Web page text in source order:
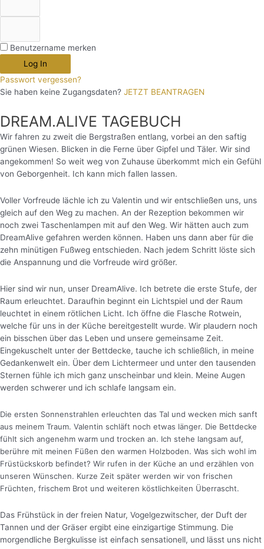
Benutzername merken
Log In
Passwort vergessen?
Sie haben keine Zugangsdaten? JETZT BEANTRAGEN
DREAM.ALIVE TAGEBUCH
Wir fahren zu zweit die Bergstraßen entlang, vorbei an den saftig
grünen Wiesen. Blicken in die Ferne über Gipfel und Täler. Wir sind
angekommen! So weit weg von Zuhause überkommt mich ein Gefühl
von Geborgenheit. Ich kann mich fallen lassen.
Voller Vorfreude lächle ich zu Valentin und wir entschließen uns, uns
gleich auf den Weg zu machen. An der Rezeption bekommen wir
noch zwei Taschenlampen mit auf den Weg. Wir hätten auch zum
DreamAlive gefahren werden können. Haben uns dann aber für die
zehn minütigen Fußweg entschieden. Nach jedem Schritt löste sich
die Anspannung und die Vorfreude wird größer.
Hier sind wir nun, unser DreamAlive. Ich betrete die erste Stufe, der
Raum erleuchtet. Daraufhin beginnt ein Lichtspiel und der Raum
leuchtet in einem rötlichen Licht. Ich öffne die Flasche Rotwein,
welche für uns in der Küche bereitgestellt wurde. Wir plaudern noch
ein bisschen über das Leben und unsere gemeinsame Zeit.
Eingekuschelt unter der Bettdecke, tauche ich schließlich, in meine
Gedankenwelt ein. Über dem Lichtermeer und unter den tausenden
Sternen fühle ich mich ganz unscheinbar und klein. Meine Augen
werden schwerer und ich schlafe langsam ein.
Die ersten Sonnenstrahlen erleuchten das Tal und wecken mich sanft
aus meinem Traum. Valentin schläft noch etwas länger. Die Bettdecke
fühlt sich angenehm warm und trocken an. Ich stehe langsam auf,
berühre mit meinen Füßen den warmen Holzboden. Was sich wohl im
Früstückskorb befindet? Wir rufen in der Küche an und erzählen von
unseren Wünschen. Kurze Zeit später werden wir von frischen
Früchten, frischem Brot und weiteren köstlichkeiten Überrascht.
Das Frühstück in der freien Natur, Vogelgezwitscher, der Duft der
Tannen und der Gräser ergibt eine einzigartige Stimmung. Die
morgendliche Bergkulisse ist einfach sensationell, und lässt uns nicht